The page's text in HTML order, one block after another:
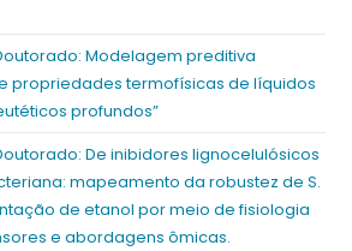
Modelagem preditiva
propriedades termofísicas de líquidos
profundos”
De inibidores lignocelulósicos
mapeamento da robustez de S.
de etanol por meio de fisiologia
e abordagens ômicas.